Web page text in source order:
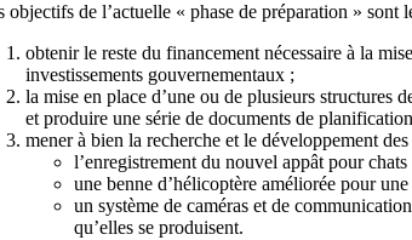
objectifs de l’actuelle « phase de préparation » sont
obtenir le reste du financement nécessaire à la
investissements gouvernementaux ;
la mise en place d’une ou de plusieurs structures
et produire une série de documents de
mener à bien la recherche et le développement
l’enregistrement du nouvel appât pour chats
une benne d’hélicoptère améliorée pour
un système de caméras et de
qu’elles se produisent.